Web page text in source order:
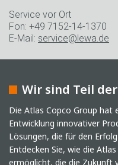
Service vor Ort
Fon: +49 7152-14-1370
E-Mail: service@lewa.de
Wir sind Teil
Die Atlas Copco Group hat
Entwicklung innovativer
Lösungen, die für den
Entdecken Sie, wie die
ermöglicht, die die Zukunft